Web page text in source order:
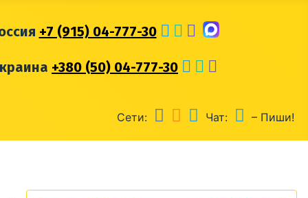
+7 (915) 04-777-30
+380 (50) 04-777-30
Сети: Чат: – Пиши!